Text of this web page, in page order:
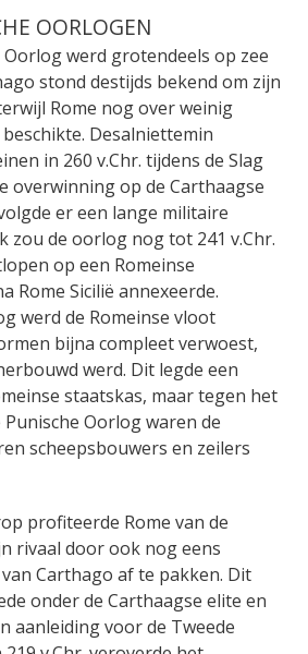
OORLOGEN
Oorlog werd grotendeels op zee
stond destijds bekend om zijn
Rome nog over weinig
Desalniettemin
in 260 v.Chr. tijdens de Slag
overwinning op de Carthaagse
er een lange militaire
zou de oorlog nog tot 241 v.Chr.
op een Romeinse
Rome Sicilië annexeerde.
werd de Romeinse vloot
bijna compleet verwoest,
werd. Dit legde een
staatskas, maar tegen het
Oorlog waren de
scheepsbouwers en zeilers
profiteerde Rome van de
rivaal door ook nog eens
Carthago af te pakken. Dit
onder de Carthaagse elite en
aanleiding voor de Tweede